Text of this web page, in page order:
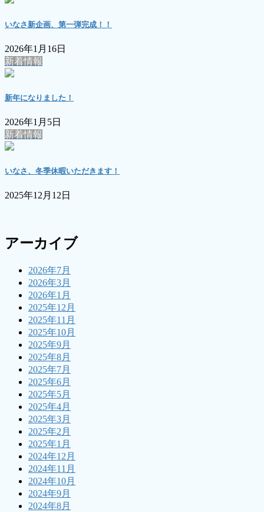
いなさ新企画、第一弾完成！！
2026年1月16日
新着情報
新年になりました！
2026年1月5日
新着情報
いなさ、冬季休暇いただきます！
2025年12月12日
アーカイブ
2026年7月
2026年3月
2026年1月
2025年12月
2025年11月
2025年10月
2025年9月
2025年8月
2025年7月
2025年6月
2025年5月
2025年4月
2025年3月
2025年2月
2025年1月
2024年12月
2024年11月
2024年10月
2024年9月
2024年8月